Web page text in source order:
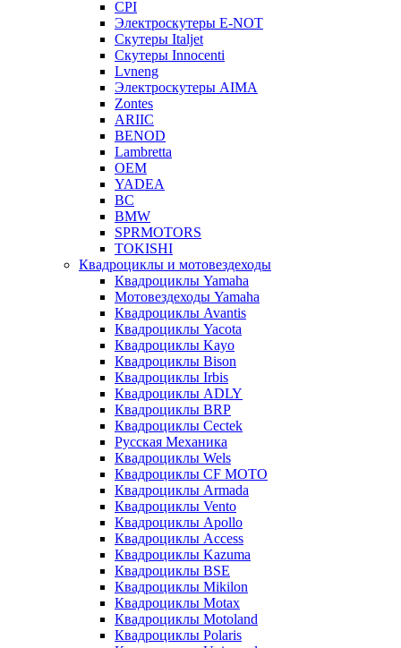
CPI
Электроскутеры E-NOT
Скутеры Italjet
Скутеры Innocenti
Lvneng
Электроскутеры AIMA
Zontes
ARIIC
BENOD
Lambretta
OEM
YADEA
BC
BMW
SPRMOTORS
TOKISHI
Квадроциклы и мотовездеходы
Квадроциклы Yamaha
Мотовездеходы Yamaha
Квадроциклы Avantis
Квадроциклы Yacota
Квадроциклы Kayo
Квадроциклы Bison
Квадроциклы Irbis
Квадроциклы ADLY
Квадроциклы BRP
Квадроциклы Cectek
Русская Механика
Квадроциклы Wels
Квадроциклы CF MOTO
Квадроциклы Armada
Квадроциклы Vento
Квадроциклы Apollo
Квадроциклы Access
Квадроциклы Kazuma
Квадроциклы BSE
Квадроциклы Mikilon
Квадроциклы Motax
Квадроциклы Motoland
Квадроциклы Polaris